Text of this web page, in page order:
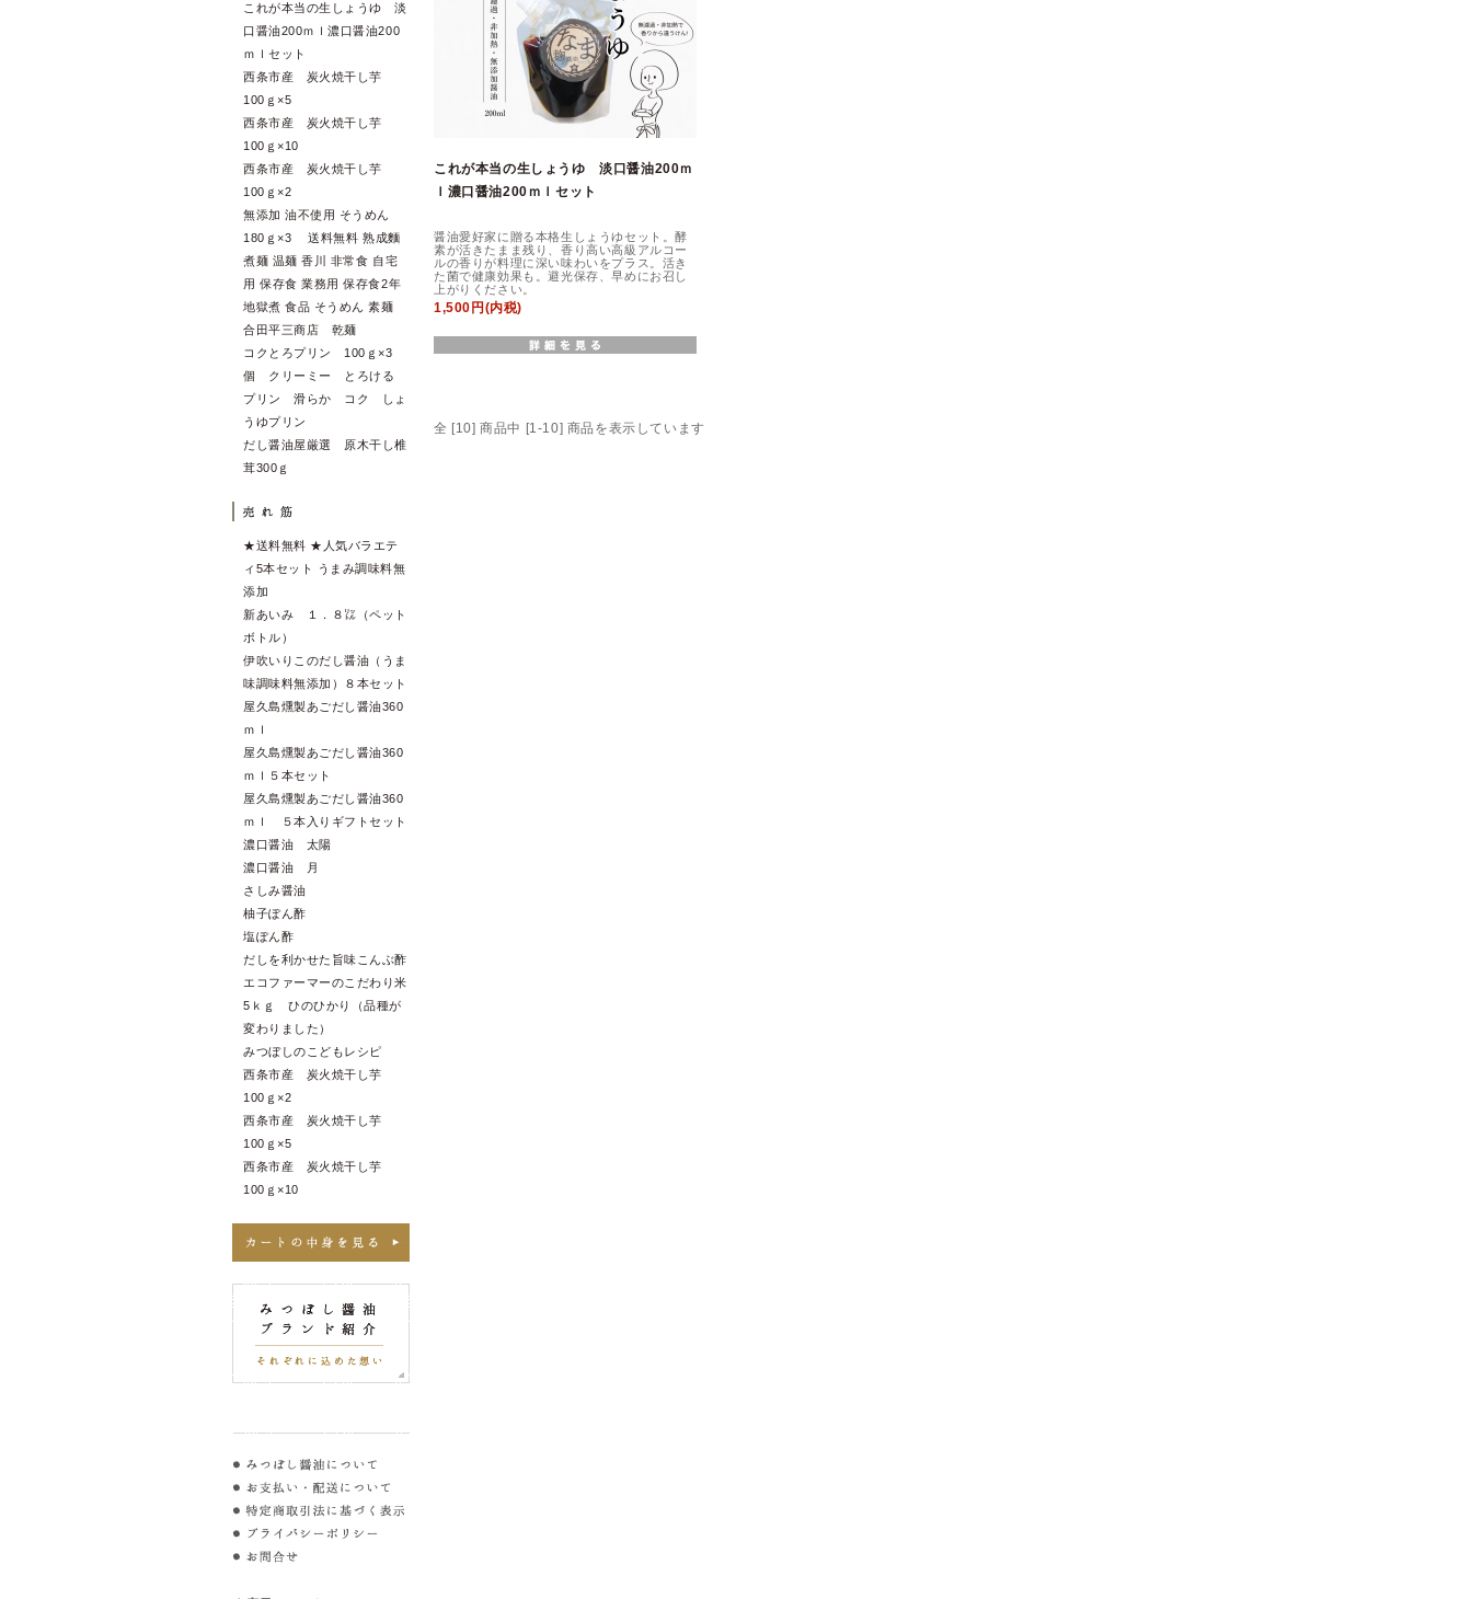
これが本当の生しょうゆ 淡口醤油200ｍ
ｌ濃口醤油200ｍｌセット
醤油愛好家に贈る本格生しょうゆセット。酵
素が活きたまま残り、香り高い高級アルコー
ルの香りが料理に深い味わいをプラス。活き
た菌で健康効果も。避光保存、早めにお召し
上がりください。
1,500円(内税)
全 [10] 商品中 [1-10] 商品を表示しています
これが本当の生しょうゆ 淡
口醤油200ｍｌ濃口醤油200
ｍｌセット
西条市産 炭火焼干し芋
100ｇ×5
西条市産 炭火焼干し芋
100ｇ×10
西条市産 炭火焼干し芋
100ｇ×2
無添加 油不使用 そうめん
180ｇ×3 送料無料 熟成麵
煮麺 温麺 香川 非常食 自宅
用 保存食 業務用 保存食2年
地獄煮 食品 そうめん 素麺
合田平三商店 乾麺
コクとろプリン 100ｇ×3
個 クリーミー とろける
プリン 滑らか コク しょ
うゆプリン
だし醤油屋厳選 原木干し椎
茸300ｇ
★送料無料 ★人気バラエテ
ィ5本セット うまみ調味料無
添加
新あいみ １．８㍑（ペット
ボトル）
伊吹いりこのだし醤油（うま
味調味料無添加）８本セット
屋久島燻製あごだし醤油360
ｍｌ
屋久島燻製あごだし醤油360
ｍｌ５本セット
屋久島燻製あごだし醤油360
ｍｌ ５本入りギフトセット
濃口醤油 太陽
濃口醤油 月
さしみ醤油
柚子ぽん酢
塩ぽん酢
だしを利かせた旨味こんぶ酢
エコファーマーのこだわり米
5ｋｇ ひのひかり（品種が
変わりました）
みつぼしのこどもレシピ
西条市産 炭火焼干し芋
100ｇ×2
西条市産 炭火焼干し芋
100ｇ×5
西条市産 炭火焼干し芋
100ｇ×10